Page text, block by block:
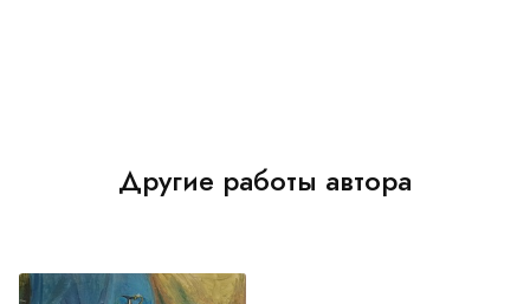
Другие работы автора